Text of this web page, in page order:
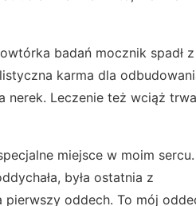
badań mocznik spadł z
karma dla
nerek. Leczenie też wciąż
miejsce w moim sercu.
była ostatnia z
pierwszy oddech. To mój